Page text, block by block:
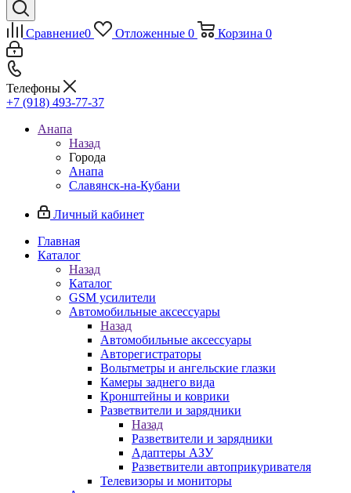
Сравнение0 Отложенные 0 Корзина 0
Телефоны
+7 (918) 493-77-37
Анапа
Назад
Города
Анапа
Славянск-на-Кубани
Личный кабинет
Главная
Каталог
Назад
Каталог
GSM усилители
Автомобильные аксессуары
Назад
Автомобильные аксессуары
Авторегистраторы
Вольтметры и ангельские глазки
Камеры заднего вида
Кронштейны и коврики
Разветвители и зарядники
Назад
Разветвители и зарядники
Адаптеры АЗУ
Разветвители автоприкуривателя
Телевизоры и мониторы